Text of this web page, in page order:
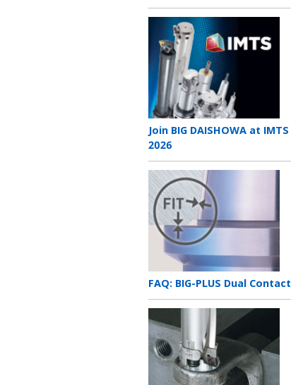
Teaser
image
Teaser
title
Join BIG DAISHOWA at IMTS
2026
Teaser
image
Teaser
title
FAQ: BIG-PLUS Dual Contact
Teaser
image